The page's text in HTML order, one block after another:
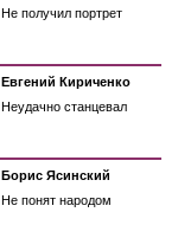
Не получил портрет
Евгений Кириченко
Неудачно станцевал
Борис Ясинский
Не понят народом